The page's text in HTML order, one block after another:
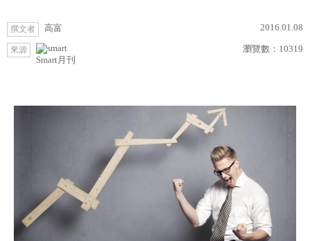
撰文者 高富 2016.01.08
來源
Smart月刊
瀏覽數： 10319